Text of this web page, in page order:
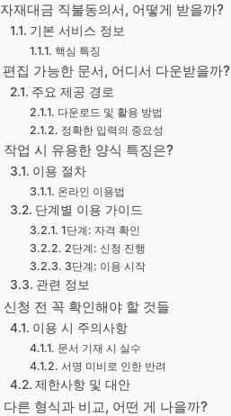
자재대금 직불동의서, 어떻게 받을까?
기본 서비스 정보
핵심 특징
편집 가능한 문서, 어디서 다운받을까?
주요 제공 경로
다운로드 및 활용 방법
정확한 입력의 중요성
작업 시 유용한 양식 특징은?
이용 절차
온라인 이용법
단계별 이용 가이드
1단계: 자격 확인
2단계: 신청 진행
3단계: 이용 시작
관련 정보
신청 전 꼭 확인해야 할 것들
이용 시 주의사항
문서 기재 시 실수
서명 미비로 인한 반려
제한사항 및 대안
다른 형식과 비교, 어떤 게 나을까?